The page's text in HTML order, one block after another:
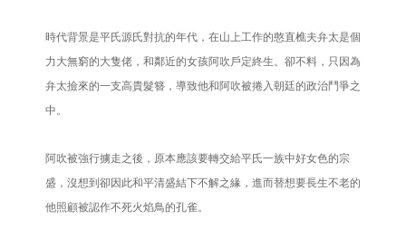
時代背景是平氏源氏對抗的年代，在山上工作的憨直樵夫弁太是個
力大無窮的大隻佬，和鄰近的女孩阿吹戶定終生。卻不料，只因為
弁太撿來的一支高貴髮簪，導致他和阿吹被捲入朝廷的政治鬥爭之
中。
阿吹被強行擄走之後，原本應該要轉交給平氏一族中好女色的宗
盛，沒想到卻因此和平清盛結下不解之緣，進而替想要長生不老的
他照顧被認作不死火焰鳥的孔雀。